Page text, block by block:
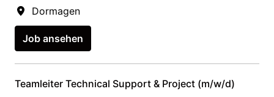
Dormagen
Job ansehen
Teamleiter Technical Support & Project (m/w/d)